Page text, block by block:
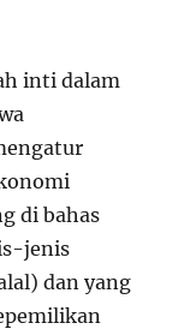
inti dalam
di bahas
jenis
dan yang